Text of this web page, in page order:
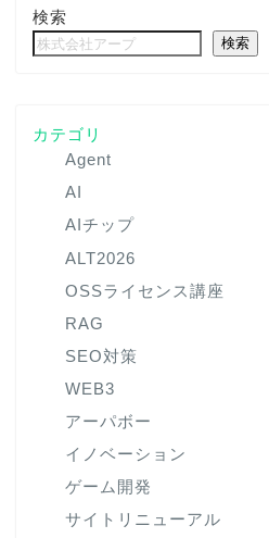
検索
検索
カテゴリ
Agent
AI
AIチップ
ALT2026
OSSライセンス講座
RAG
SEO対策
WEB3
アーパボー
イノベーション
ゲーム開発
サイトリニューアル